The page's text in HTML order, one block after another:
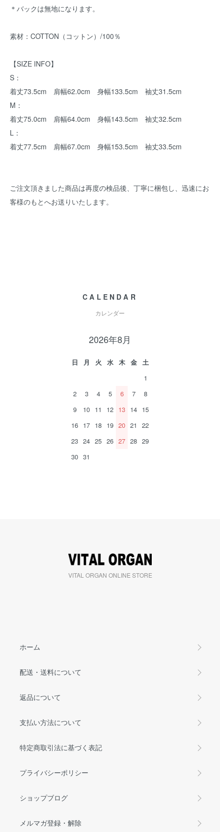
＊バックは無地になります。
素材：COTTON（コットン）/100％
【SIZE INFO】
S：
着丈73.5cm 肩幅62.0cm 身幅133.5cm 袖丈31.5cm
M：
着丈75.0cm 肩幅64.0cm 身幅143.5cm 袖丈32.5cm
L：
着丈77.5cm 肩幅67.0cm 身幅153.5cm 袖丈33.5cm
ご注文頂きました商品は再度の検品後、丁寧に梱包し、迅速にお
客様のもとへお送りいたします。
CALENDAR
カレンダー
2026年8月
日 月 火 水 木 金
土
1
2
3 4 5 6 7
8
9
10 11 12 13 14 15
16 17 18 19 20 21
22
23 24 25 26 27 28 29
30 31
VITAL ORGAN ONLINE STORE
ホーム
配送・送料について
返品について
支払い方法について
特定商取引法に基づく表記
プライバシーポリシー
ショップブログ
メルマガ登録・解除